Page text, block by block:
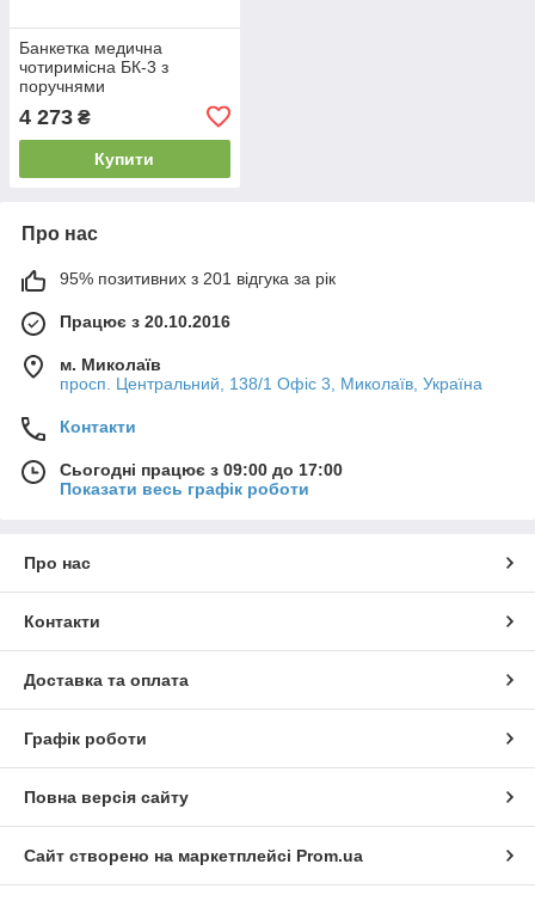
Банкетка медична
чотиримісна БК-3 з
поручнями
4 273 ₴
Купити
Про нас
95% позитивних з 201 відгука за рік
Працює з 20.10.2016
м. Миколаїв
просп. Центральний, 138/1 Офіс 3, Миколаїв, Україна
Контакти
Сьогодні працює з 09:00 до 17:00
Показати весь графік роботи
Про нас
Контакти
Доставка та оплата
Графік роботи
Повна версія сайту
Сайт створено на маркетплейсі Prom.ua